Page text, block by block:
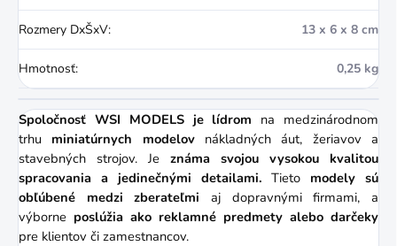
Rozmery DxŠxV: 13 x 6 x 8 cm
Hmotnosť: 0,25 kg
Spoločnosť WSI MODELS je lídrom na medzinárodnom
trhu miniatúrnych modelovnákladných áut, žeriavov a
stavebných strojov. Je známa svojou vysokou kvalitou
spracovania a jedinečnými detailami. Tieto modely sú
obľúbené medzi zberateľmi aj dopravnými firmami, a
výborne poslúžia ako reklamné predmety alebo darčeky
pre klientov či zamestnancov.